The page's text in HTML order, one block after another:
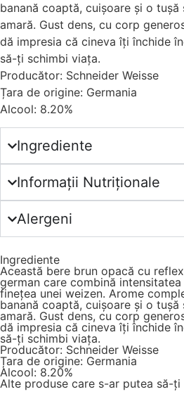
banană coaptă, cuișoare și o
amară. Gust dens, cu corp
dă impresia că cineva îți închide
să-ți schimbi viața.
Producător: Schneider Weisse
Țara de origine: Germania
Alcool: 8.20%
Ingrediente
Informații Nutriționale
Alergeni
Ingrediente
Această bere brun opacă cu
german care combină
finețea unei weizen. Arome
banană coaptă, cuișoare și o
amară. Gust dens, cu corp
dă impresia că cineva îți închide
să-ți schimbi viața.
Producător: Schneider Weisse
Țara de origine: Germania
Alcool: 8.20%
Alte produse care s-ar putea să-ți